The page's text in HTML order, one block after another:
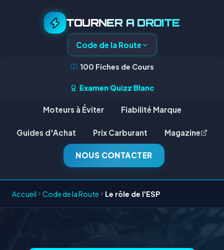
TOURNER A DROITE
Code de la Route
100 Fiches de Cours
Examen Quizz Blanc
Moteurs à Éviter Fiabilité Marque
Guides d'Achat Prix Carburant Magazine
NOUS CONTACTER
Accueil Code de la Route Le rôle de l'ESP